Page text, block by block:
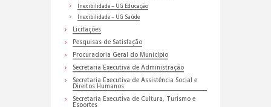
Inexibilidade – UG Educação
Inexibilidade – UG Saúde
Licitações
Pesquisas de Satisfação
Procuradoria Geral do Município
Secretaria Executiva de Administração
Secretaria Executiva de Assistência Social e
Direitos Humanos
Secretaria Executiva de Cultura, Turismo e